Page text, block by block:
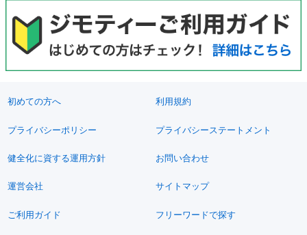
初めての方へ 利用規約
プライバシーポリシー プライバシーステートメント
健全化に資する運用方針 お問い合わせ
運営会社 サイトマップ
ご利用ガイド フリーワードで探す